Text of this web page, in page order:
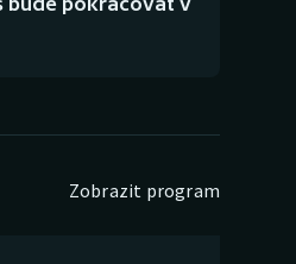
Zobrazit program